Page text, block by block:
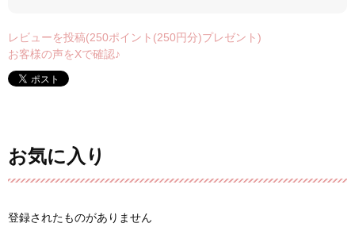
レビューを投稿(250ポイント(250円分)プレゼント)
お客様の声をXで確認♪
お気に入り
登録されたものがありません